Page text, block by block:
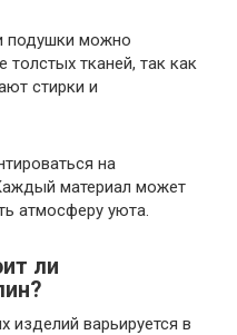
подушки можно
толстых тканей, так как
стирки и
на
материал может
атмосферу уюта.
ли
изделий варьируется в